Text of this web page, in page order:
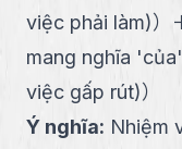
việc phải làm)）
mang nghĩa
việc gấp rút)）
Ý nghĩa: Nhiệm